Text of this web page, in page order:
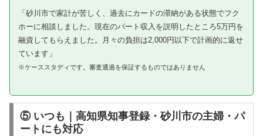
「砂川市で家計が苦しく、過去にカードの滞納がある状態でフク
ホーに相談しました。現在のパート収入を説明したところ5万円を
融資してもらえました。月々の負担は2,000円以下で計画的に返せ
ています」
※ケーススタディです。審査通過を保証するものではありません
⑤ いつも｜高知県知事登録・砂川市の主婦・パ
ートにも対応